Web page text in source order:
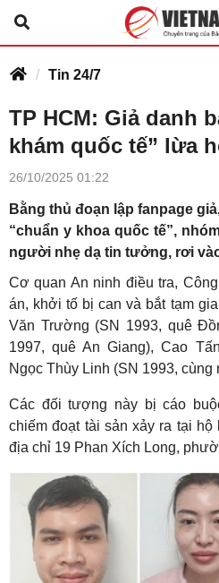
Tin 24/7
TP HCM: Giả danh
khám quốc tế” lừa
26/10/2025 01:22
Bằng thủ đoạn lập fanpage
“chuẩn y khoa quốc tế”,
người nhẹ dạ tin tưởng, rơi
Cơ quan An ninh điều tra,
án, khởi tố bị can và bắt tạm
Văn Trường (SN 1993, quê
1997, quê An Giang), Cao
Ngọc Thùy Linh (SN 1993, cùng
Các đối tượng này bị cáo
chiếm đoạt tài sản xảy ra tại hộ
địa chỉ 19 Phan Xích Long,